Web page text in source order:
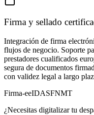
Firma y sellado
Integración de firma
flujos de negocio. Soporte
prestadores cualificados
segura de documentos
con validez legal a largo
Firma-eeIDASFNMT
¿Necesitas digitalizar tu